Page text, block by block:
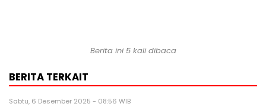
Berita ini 5 kali dibaca
BERITA TERKAIT
Sabtu, 6 Desember 2025 - 08:56 WIB